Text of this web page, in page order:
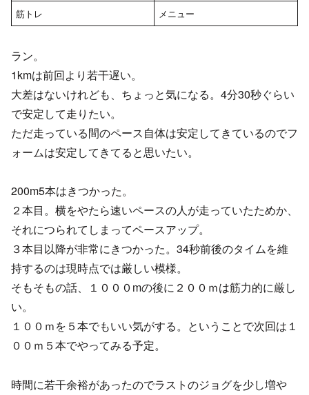
筋トレ
メニュー
ラン。
1kmは前回より若干遅い。
大差はないけれども、ちょっと気になる。4分30秒ぐらい
で安定して走りたい。
ただ走っている間のペース自体は安定してきているのでフ
ォームは安定してきてると思いたい。
200m5本はきつかった。
２本目。横をやたら速いペースの人が走っていたためか、
それにつられてしまってペースアップ。
３本目以降が非常にきつかった。34秒前後のタイムを維
持するのは現時点では厳しい模様。
そもそもの話、１０００mの後に２００ｍは筋力的に厳し
い。
１００ｍを５本でもいい気がする。ということで次回は１
００ｍ５本でやってみる予定。
時間に若干余裕があったのでラストのジョグを少し増や